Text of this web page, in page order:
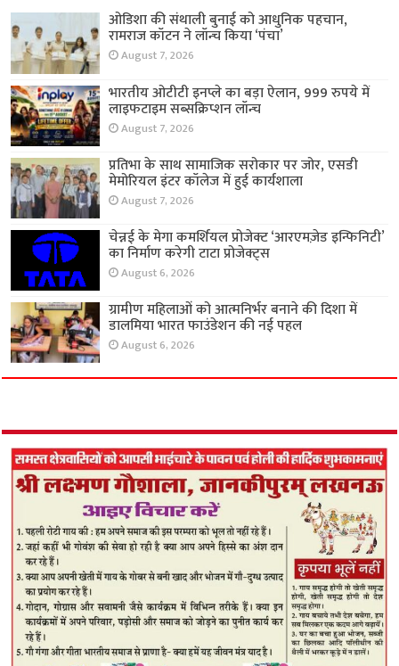
ओडिशा की संथाली बुनाई को आधुनिक पहचान,
रामराज कॉटन ने लॉन्च किया ‘पंचा’
August 7, 2026
भारतीय ओटीटी इनप्ले का बड़ा ऐलान, 999 रुपये में
लाइफटाइम सब्सक्रिप्शन लॉन्च
August 7, 2026
प्रतिभा के साथ सामाजिक सरोकार पर जोर, एसडी
मेमोरियल इंटर कॉलेज में हुई कार्यशाला
August 7, 2026
चेन्नई के मेगा कमर्शियल प्रोजेक्ट ‘आरएमज़ेड इन्फिनिटी’
का निर्माण करेगी टाटा प्रोजेक्ट्स
August 6, 2026
ग्रामीण महिलाओं को आत्मनिर्भर बनाने की दिशा में
डालमिया भारत फाउंडेशन की नई पहल
August 6, 2026